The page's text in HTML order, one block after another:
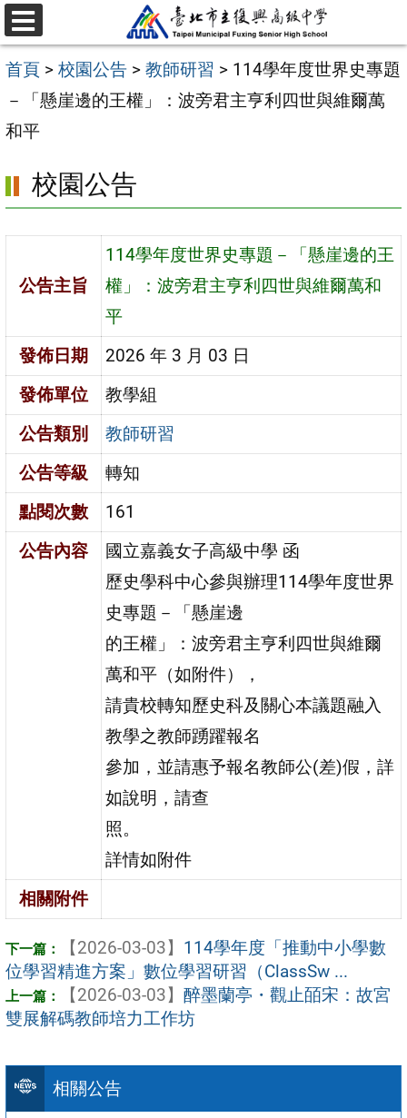
跳
至
主
要
內
區
選
單
首頁 > 校園公告 > 教師研習 > 114學年度世界史專題
－「懸崖邊的王權」：波旁君主亨利四世與維爾萬
和平
相關公告
校園公告
公告主旨
114學年度世界史專題－「懸崖邊的王
權」：波旁君主亨利四世與維爾萬和
平
發佈日期
2026 年 3 月 03 日
發佈單位
教學組
公告類別
教師研習
公告等級
轉知
點閱次數
161
公告內容
國立嘉義女子高級中學 函
歷史學科中心參與辦理114學年度世界
史專題－「懸崖邊
的王權」：波旁君主亨利四世與維爾
萬和平（如附件），
請貴校轉知歷史科及關心本議題融入
教學之教師踴躍報名
參加，並請惠予報名教師公(差)假，詳
如說明，請查
照。
詳情如附件
相關附件
【2026-03-03】 114學年度「推動中小學數
位學習精進方案」數位學習研習（ClassSw ...
【2026-03-03】 醉墨蘭亭・觀止皕宋：故宮
雙展解碼教師培力工作坊